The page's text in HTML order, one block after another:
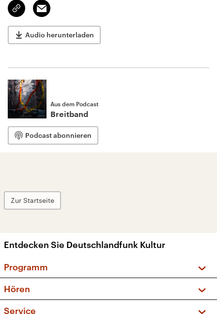
Link
kopieren/teilen
Email
Audio herunterladen
Aus dem Podcast
Breitband
Podcast abonnieren
Zur Startseite
Entdecken Sie Deutschlandfunk Kultur
Programm
Sendungen und Podcasts
Hören
Service